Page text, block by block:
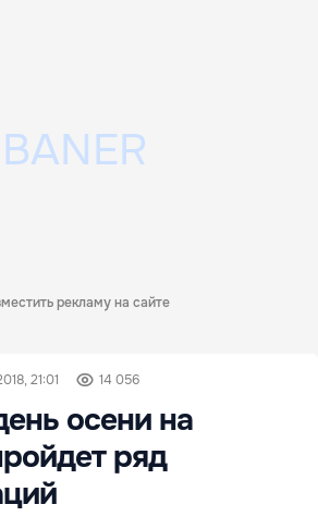
рекламу на сайте
21:01 14 056
осени на
ряд